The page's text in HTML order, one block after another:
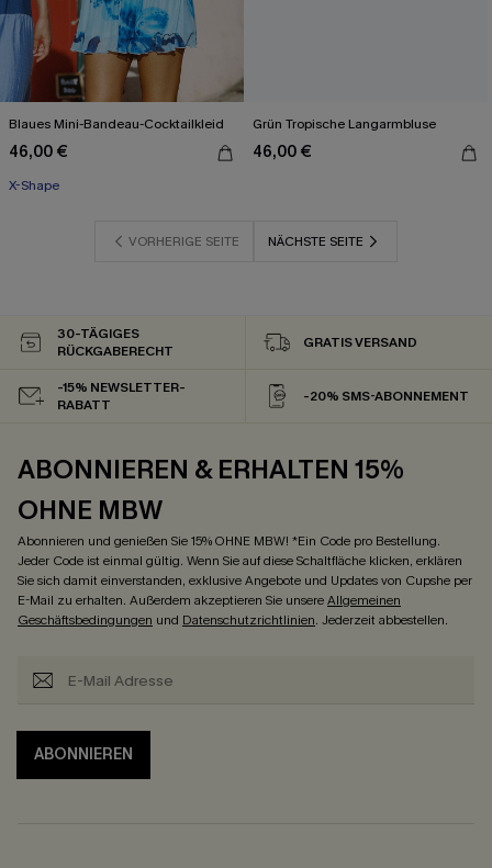
Blaues Mini-Bandeau-Cocktailkleid
46,00 €
X-Shape
Grün Tropische Langarmbluse
46,00 €
VORHERIGE SEITE NÄCHSTE SEITE
30-TÄGIGES
RÜCKGABERECHT
GRATIS VERSAND
-15% NEWSLETTER-
RABATT
-20% SMS-ABONNEMENT
ABONNIEREN & ERHALTEN 15%
OHNE MBW
Abonnieren und genießen Sie 15% OHNE MBW! *Ein Code pro Bestellung.
Jeder Code ist einmal gültig. Wenn Sie auf diese Schaltfläche klicken, erklären
Sie sich damit einverstanden, exklusive Angebote und Updates von Cupshe per
E-Mail zu erhalten. Außerdem akzeptieren Sie unsereAllgemeinen
Geschäftsbedingungen und Datenschutzrichtlinien. Jederzeit abbestellen.
ABONNIEREN